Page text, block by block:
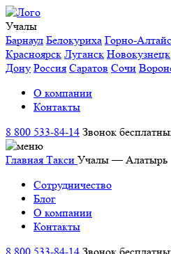
Учалы
Барнаул Белокуриха Горно-
Красноярск Луганск Новокузнецк
Дону Россия Саратов Сочи
О компании
Контакты
8 800 533-84-14 Звонок
Главная Такси Учалы — Алатырь
Сотрудничество
Блог
О компании
Контакты